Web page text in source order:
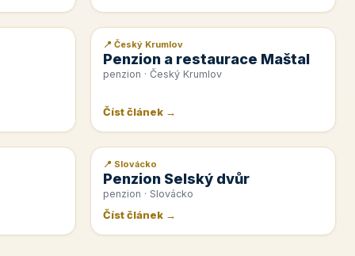
📰 PR článek
📍 Český Krumlov
Penzion a restaurace Maštal
penzion · Český Krumlov
Číst článek →
📰 PR článek
📍 Slovácko
Penzion Selský dvůr
penzion · Slovácko
Číst článek →